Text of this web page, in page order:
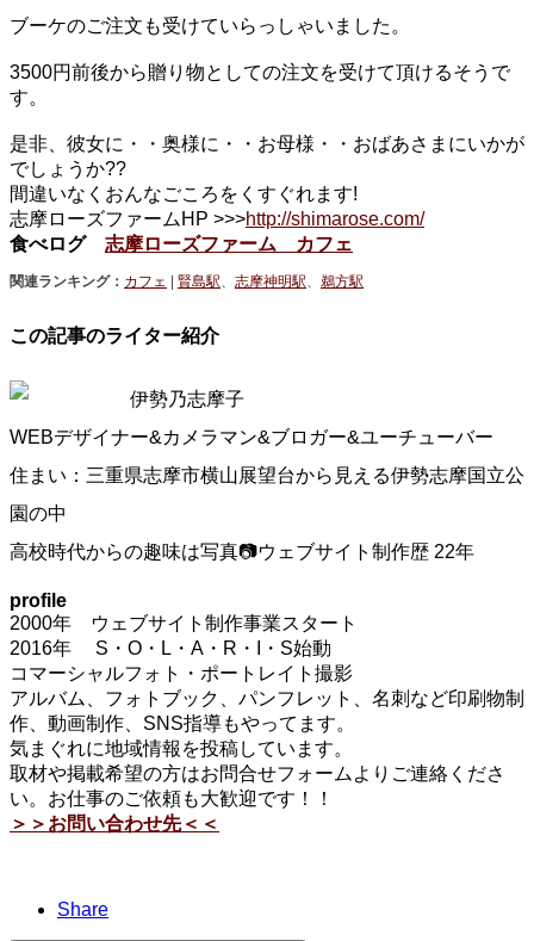
ブーケのご注文も受けていらっしゃいました。
3500円前後から贈り物としての注文を受けて頂けるそうで
す。
是非、彼女に・・奥様に・・お母様・・おばあさまにいかが
でしょうか??
間違いなくおんなごころをくすぐれます!
志摩ローズファームHP >>>http://shimarose.com/
食べログ 志摩ローズファーム カフェ
関連ランキング： カフェ 賢島駅、 志摩神明駅、 鵜方駅
この記事のライター紹介
伊勢乃志摩子
WEBデザイナー&カメラマン&ブロガー&ユーチューバー
住まい：三重県志摩市横山展望台から見える伊勢志摩国立公
園の中
高校時代からの趣味は写真📷ウェブサイト制作歴 22年
profile
2000年 ウェブサイト制作事業スタート
2016年 S・O・L・A・R・I・S始動
コマーシャルフォト・ポートレイト撮影
アルバム、フォトブック、パンフレット、名刺など印刷物制
作、動画制作、SNS指導もやってます。
気まぐれに地域情報を投稿しています。
取材や掲載希望の方はお問合せフォームよりご連絡くださ
い。お仕事のご依頼も大歓迎です！！
＞＞お問い合わせ先＜＜
Share